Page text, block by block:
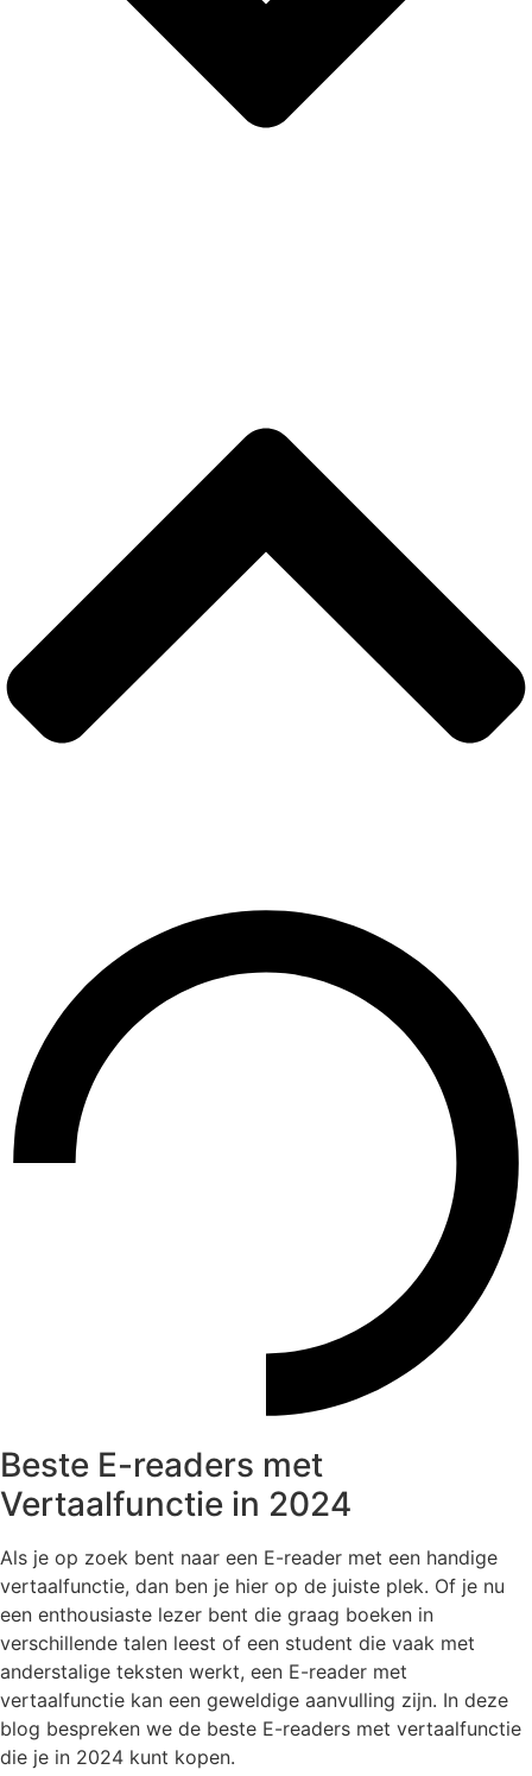
Beste E-readers met
Vertaalfunctie in 2024
Als je op zoek bent naar een E-reader met een handige
vertaalfunctie, dan ben je hier op de juiste plek. Of je nu
een enthousiaste lezer bent die graag boeken in
verschillende talen leest of een student die vaak met
anderstalige teksten werkt, een E-reader met
vertaalfunctie kan een geweldige aanvulling zijn. In deze
blog bespreken we de beste E-readers met vertaalfunctie
die je in 2024 kunt kopen.